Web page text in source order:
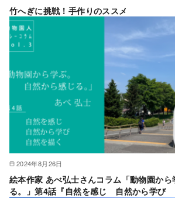
竹へぎに挑戦！手作りのススメ
2024年8月26日
絵本作家 あべ弘士さんコラム「動物園か
る。」第4話『自然を感じ 自然から学び